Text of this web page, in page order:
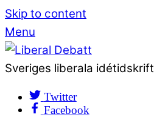
Skip to content
Menu
Sveriges liberala idétidskrift
Twitter
Facebook